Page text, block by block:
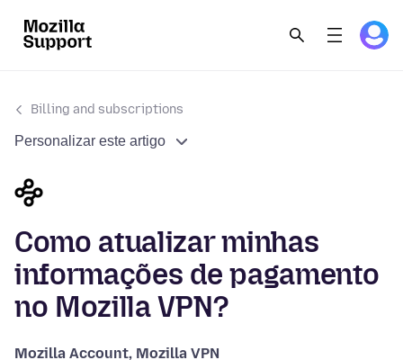
Billing and subscriptions
Personalizar este artigo
Como atualizar minhas
informações de pagamento
no Mozilla VPN?
Mozilla Account, Mozilla VPN